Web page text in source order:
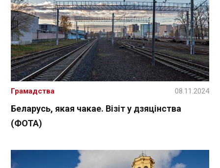
Беларусь, якая чакае. Візіт у дзяцінства
(ФОТА)
Грамадства 08.11.2024